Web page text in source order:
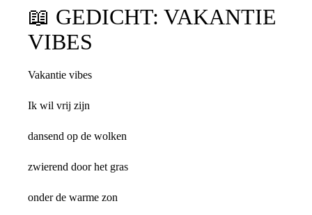
📖 GEDICHT: VAKANTIE
VIBES
Vakantie vibes
Ik wil vrij zijn
dansend op de wolken
zwierend door het gras
onder de warme zon